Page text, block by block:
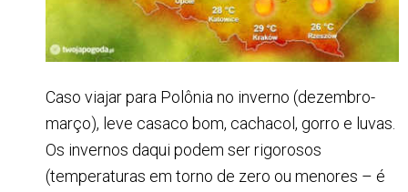
Caso viajar para Polônia no inverno (dezembro-
março), leve casaco bom, cachacol, gorro e luvas.
Os invernos daqui podem ser rigorosos
(temperaturas em torno de zero ou menores – é